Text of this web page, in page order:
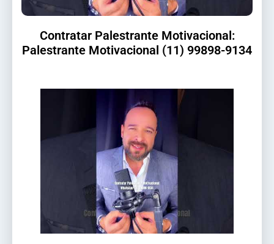
Contratar Palestrante Motivacional:
Palestrante Motivacional (11) 99898-9134